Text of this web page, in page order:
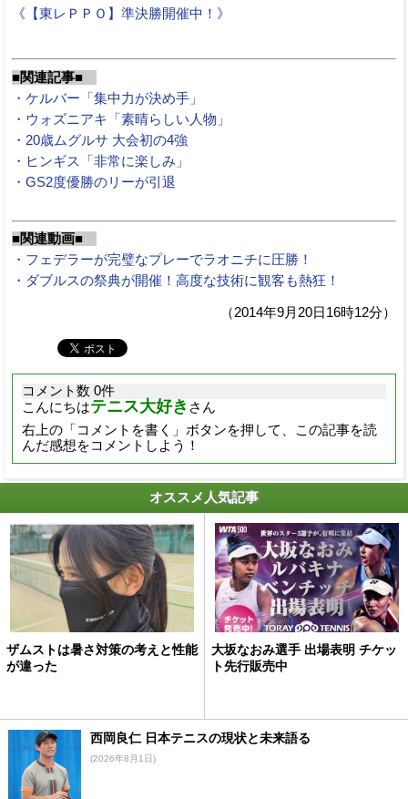
《【東レＰＰＯ】準決勝開催中！》
■関連記事■
・ケルバー「集中力が決め手」
・ウォズニアキ「素晴らしい人物」
・20歳ムグルサ 大会初の4強
・ヒンギス「非常に楽しみ」
・GS2度優勝のリーが引退
■関連動画■
・フェデラーが完璧なプレーでラオニチに圧勝！
・ダブルスの祭典が開催！高度な技術に観客も熱狂！
（2014年9月20日16時12分）
コメント数 0件
こんにちはテニス大好き さん
右上の「コメントを書く」ボタンを押して、この記事を読
んだ感想をコメントしよう！
オススメ人気記事
ザムストは暑さ対策の考えと性能
が違った
大坂なおみ選手 出場表明 チケッ
ト先行販売中
西岡良仁 日本テニスの現状と未来語る
(2026年8月1日)